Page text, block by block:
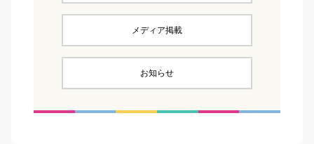
メディア掲載
お知らせ